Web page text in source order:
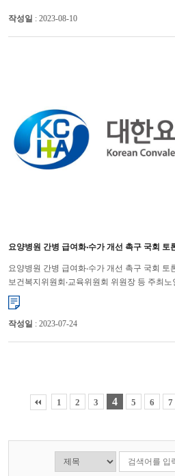
작성일 : 2023-08-10
요양병원 간병 급여화‧수가 개선 촉구 국회 토
요양병원 간병 급여화‧수가 개선 촉구 국회 토
보건복지위원회‧교육위원회 위원장 등 주최
위해 문제점, 대안 논의대한요양병원협회는
작성일 : 2023-07-24
1 2 3 4 5 6 7